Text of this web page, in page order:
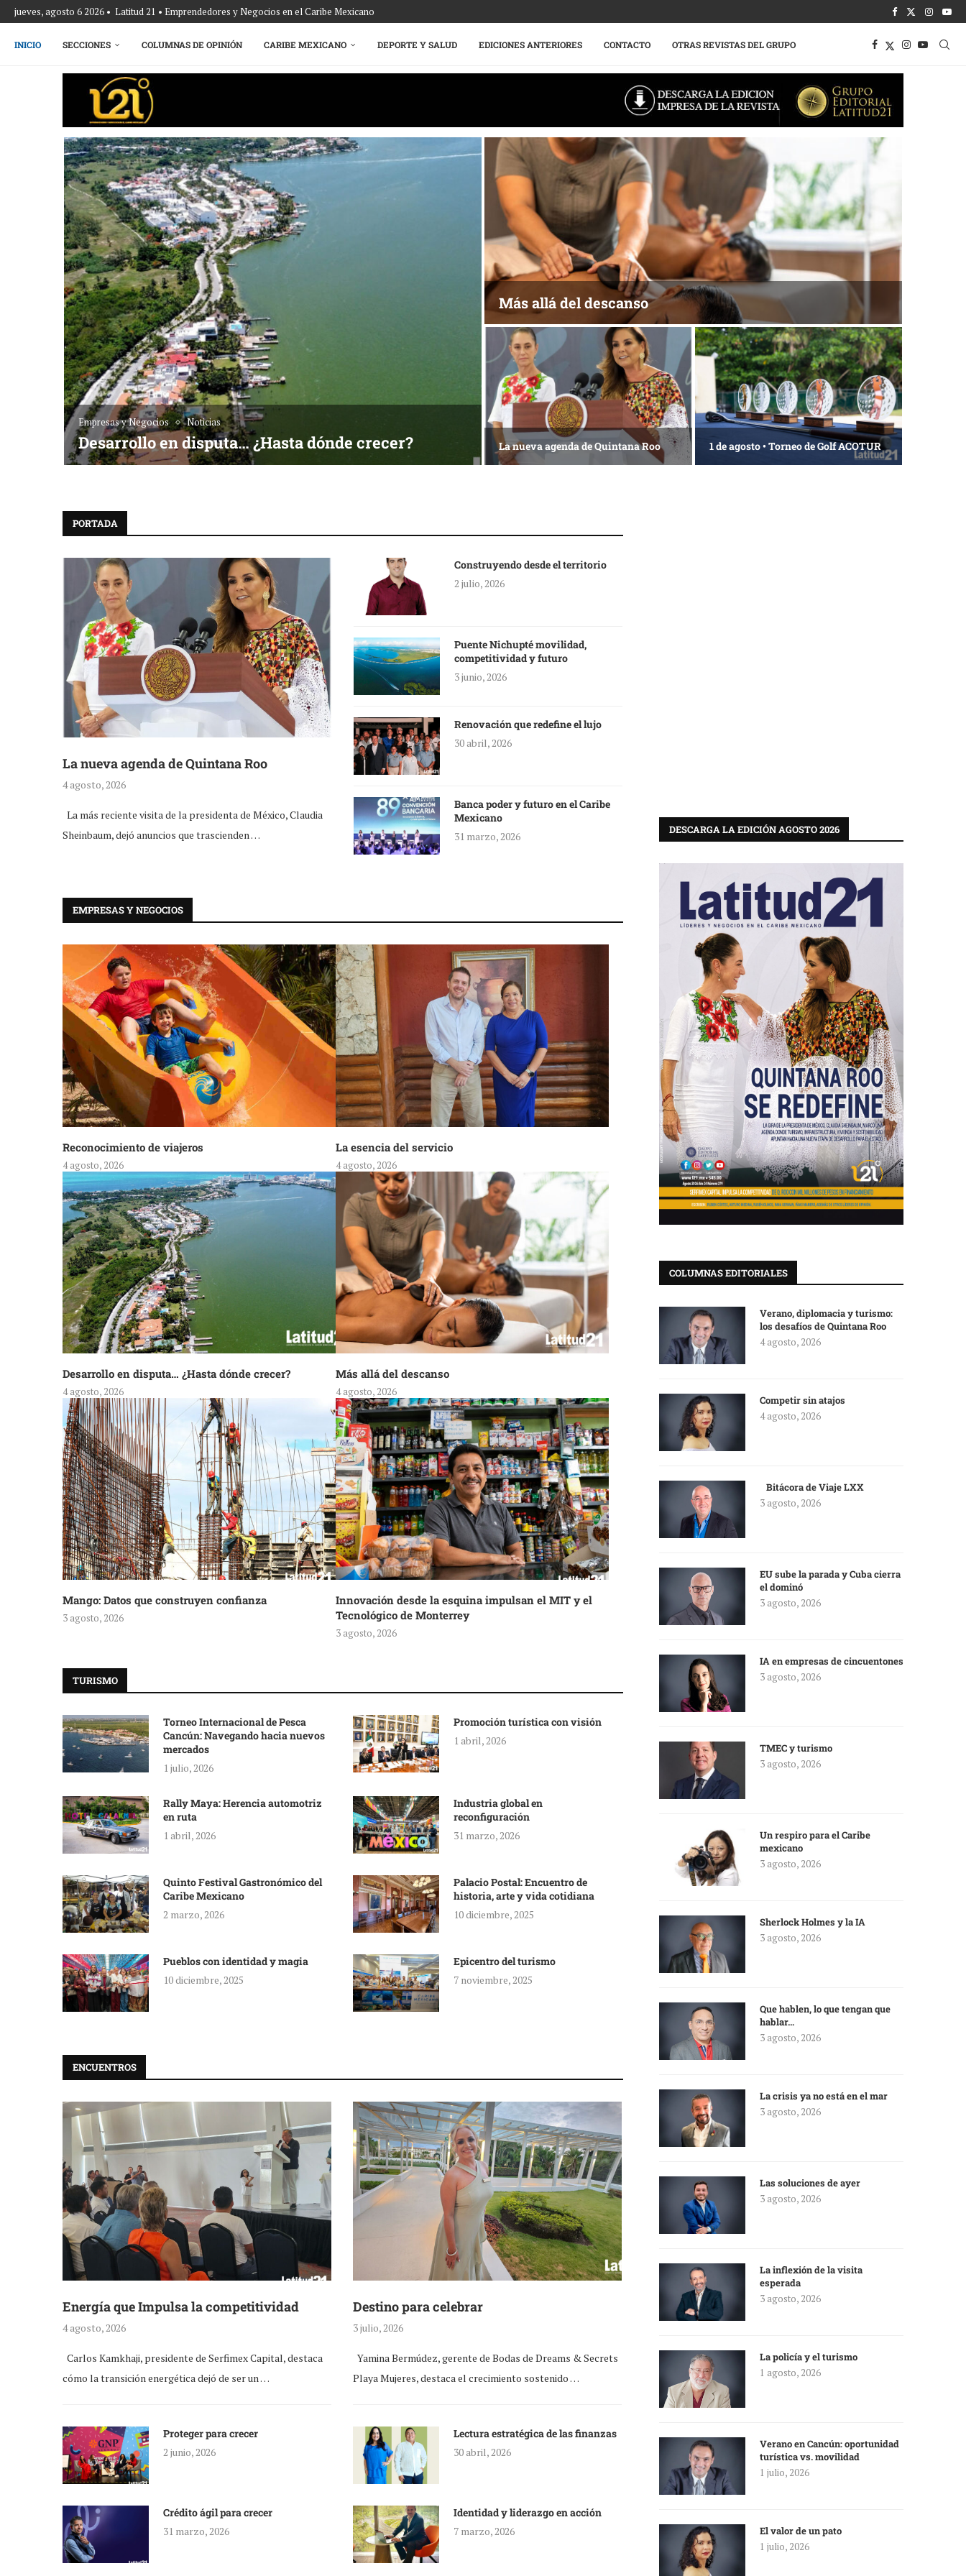
jueves, agosto 6 2026 • Latitud 21 • Emprendedores y Negocios en el Caribe Mexicano
INICIO SECCIONES COLUMNAS DE OPINIÓN CARIBE MEXICANO DEPORTE Y SALUD EDICIONES ANTERIORES CONTACTO OTRAS REVISTAS DEL GRUPO
Empresas y Negocios Noticias
Desarrollo en disputa… ¿Hasta dónde crecer?
Más allá del descanso
La nueva agenda de Quintana Roo 1 de agosto • Torneo de Golf ACOTUR
PORTADA
La nueva agenda de Quintana Roo
4 agosto, 2026
La más reciente visita de la presidenta de México, Claudia
Sheinbaum, dejó anuncios que trascienden …
Construyendo desde el territorio
2 julio, 2026
Puente Nichupté movilidad,
competitividad y futuro
3 junio, 2026
Renovación que redefine el lujo
30 abril, 2026
Banca poder y futuro en el Caribe
Mexicano
31 marzo, 2026
EMPRESAS Y NEGOCIOS
Reconocimiento de viajeros
4 agosto, 2026
La esencia del servicio
4 agosto, 2026
Desarrollo en disputa… ¿Hasta dónde crecer?
4 agosto, 2026
Más allá del descanso
4 agosto, 2026
Mango: Datos que construyen confianza
3 agosto, 2026
Innovación desde la esquina impulsan el MIT y el
Tecnológico de Monterrey
3 agosto, 2026
TURISMO
Torneo Internacional de Pesca
Cancún: Navegando hacia nuevos
mercados
1 julio, 2026
Promoción turística con visión
1 abril, 2026
Rally Maya: Herencia automotriz
en ruta
1 abril, 2026
Industria global en
reconfiguración
31 marzo, 2026
Quinto Festival Gastronómico del
Caribe Mexicano
2 marzo, 2026
Palacio Postal: Encuentro de
historia, arte y vida cotidiana
10 diciembre, 2025
Pueblos con identidad y magia
10 diciembre, 2025
Epicentro del turismo
7 noviembre, 2025
ENCUENTROS
Energía que Impulsa la competitividad
4 agosto, 2026
Carlos Kamkhaji, presidente de Serfimex Capital, destaca
cómo la transición energética dejó de ser un …
Destino para celebrar
3 julio, 2026
Yamina Bermúdez, gerente de Bodas de Dreams & Secrets
Playa Mujeres, destaca el crecimiento sostenido …
Proteger para crecer
2 junio, 2026
Lectura estratégica de las finanzas
30 abril, 2026
Crédito ágil para crecer
31 marzo, 2026
Identidad y liderazgo en acción
7 marzo, 2026
DESCARGA LA EDICIÓN AGOSTO 2026
COLUMNAS EDITORIALES
Verano, diplomacia y turismo:
los desafíos de Quintana Roo
4 agosto, 2026
Competir sin atajos
4 agosto, 2026
Bitácora de Viaje LXX
3 agosto, 2026
EU sube la parada y Cuba cierra
el dominó
3 agosto, 2026
IA en empresas de cincuentones
3 agosto, 2026
TMEC y turismo
3 agosto, 2026
Un respiro para el Caribe
mexicano
3 agosto, 2026
Sherlock Holmes y la IA
3 agosto, 2026
Que hablen, lo que tengan que
hablar…
3 agosto, 2026
La crisis ya no está en el mar
3 agosto, 2026
Las soluciones de ayer
3 agosto, 2026
La inflexión de la visita
esperada
3 agosto, 2026
La policía y el turismo
1 agosto, 2026
Verano en Cancún: oportunidad
turística vs. movilidad
1 julio, 2026
El valor de un pato
1 julio, 2026